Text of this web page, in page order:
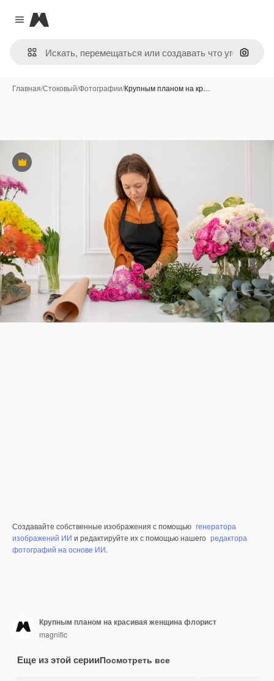
Close menu
Magnific
Поиск
Главная/Стоковый/Фотографии/Крупным планом на кр…
Премиум
Создавайте собственные изображения с помощью генератора
изображений ИИ и редактируйте их с помощью нашего редактора
фотографий на основе ИИ.
Крупным планом на красивая женщина флорист
magnific
Еще из этой серииПосмотреть все